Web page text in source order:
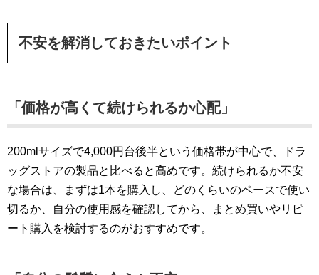
不安を解消しておきたいポイント
「価格が高くて続けられるか心配」
200mlサイズで4,000円台後半という価格帯が中心で、ドラ
ッグストアの製品と比べると高めです。続けられるか不安
な場合は、まずは1本を購入し、どのくらいのペースで使い
切るか、自分の使用感を確認してから、まとめ買いやリピ
ート購入を検討するのがおすすめです。